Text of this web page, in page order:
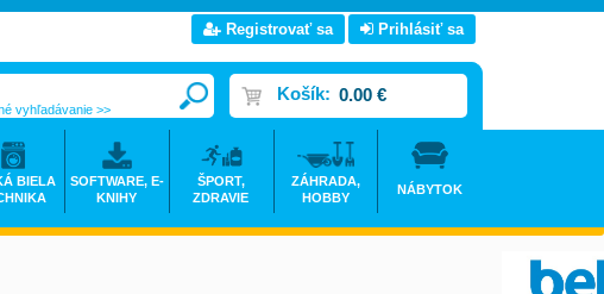
Registrovať sa Prihlásiť sa
Košík: 0.00 €
vyhľadávanie >>
BIELA
SOFTWARE, E-
KNIHY
ŠPORT,
ZDRAVIE
ZÁHRADA,
HOBBY
NÁBYTOK